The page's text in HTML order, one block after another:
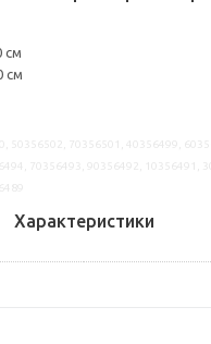
см
см
Характеристики